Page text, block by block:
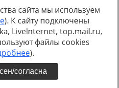
uploaded/files/reestr-
данные на22.03.2024
сайта мы используем
). К сайту подключены
LiveInternet, top.mail.ru,
файлы cookies
).
согласна